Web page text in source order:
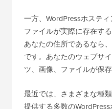
一方、WordPressホステ
ファイルが実際に存在す
あなたの住所であるなら
です。あなたのウェブサ
ツ、画像、ファイルが保
最近では、さまざまな種
提供する多数の